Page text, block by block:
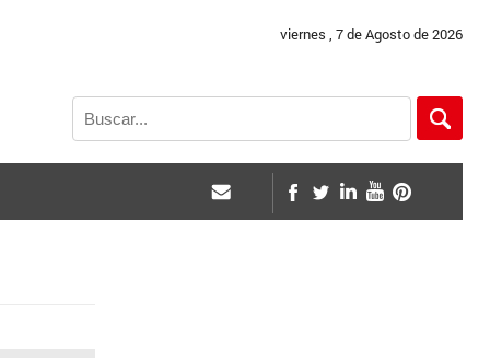
viernes , 7 de Agosto de 2026